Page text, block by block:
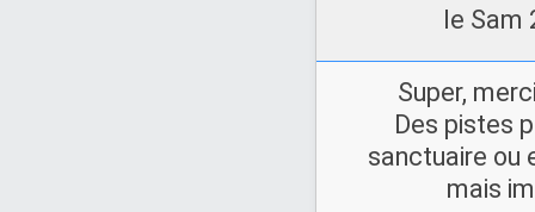
le Sam
Super,
Des pistes
sanctuaire ou
mais